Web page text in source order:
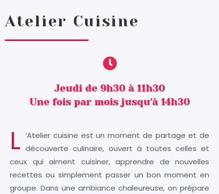
Atelier Cuisine
Jeudi de 9h30 à 11h30
Une fois par mois jusqu'à 14h30
L ’Atelier cuisine est un moment de partage et de
découverte culinaire, ouvert à toutes celles et
ceux qui aiment cuisiner, apprendre de nouvelles
recettes ou simplement passer un bon moment en
groupe. Dans une ambiance chaleureuse, on prépare